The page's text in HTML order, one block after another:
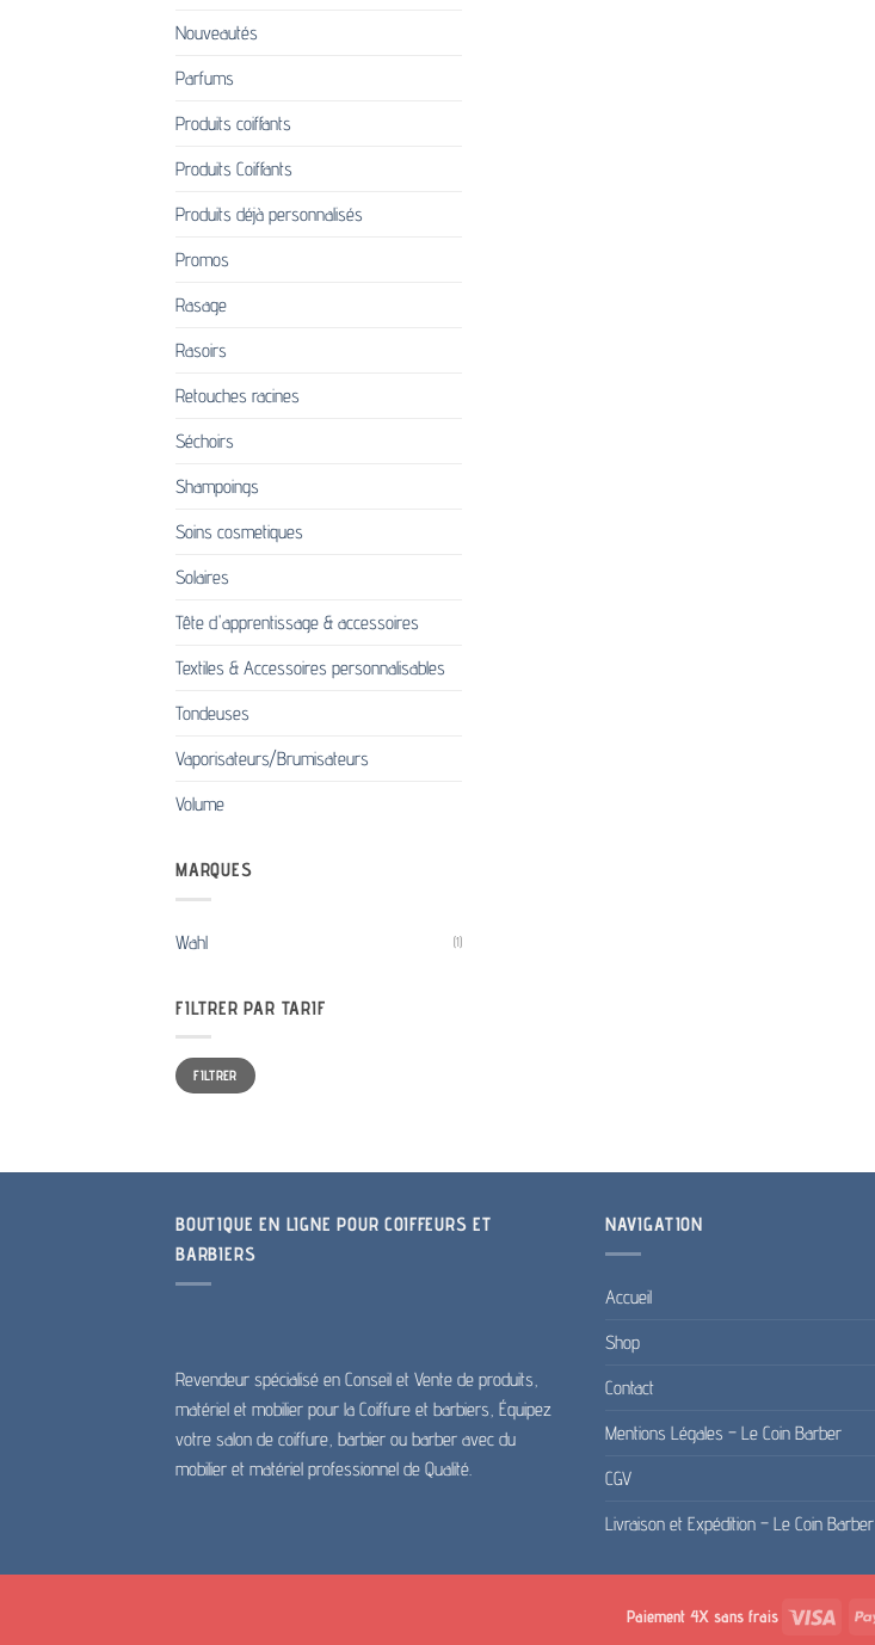
Nouveautés
Parfums
Produits coiffants
Produits Coiffants
Produits déjà personnalisés
Promos
Rasage
Rasoirs
Retouches racines
Séchoirs
Shampoings
Soins cosmetiques
Solaires
Tête d'apprentissage & accessoires
Textiles & Accessoires personnalisables
Tondeuses
Vaporisateurs/Brumisateurs
Volume
MARQUES
Wahl (1)
FILTRER PAR TARIF
Prix
min
Prix
maxFILTRER
BOUTIQUE EN LIGNE POUR COIFFEURS ET
BARBIERS
Revendeur spécialisé en Conseil et Vente de produits,
matériel et mobilier pour la Coiffure et barbiers, Équipez
votre salon de coiffure, barbier ou barber avec du
mobilier et matériel professionnel de Qualité.
NAVIGATION
Accueil
Shop
Contact
Mentions Légales – Le Coin Barber
CGV
Livraison et Expédition – Le Coin Barber
Paiement 4X sans frais Visa